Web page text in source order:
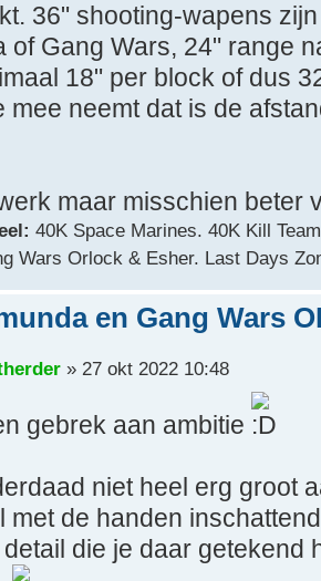
36" shooting-wapens
of Gang Wars, 24" range
18" per block of dus
mee neemt dat is de
maar misschien beter
40K Space Marines. 40K Kill
Wars Orlock & Esher. Last Days
en Gang Wars
» 27 okt 2022 10:48
gebrek aan ambitie
niet heel erg groot
met de handen
die je daar getekend